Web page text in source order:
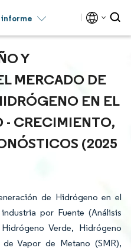
Y
MERCADO DE
EN EL
- CRECIMIENTO,
(2025
de Hidrógeno en el
por Fuente (Análisis
Verde, Hidrógeno
Vapor de Metano (SMR),